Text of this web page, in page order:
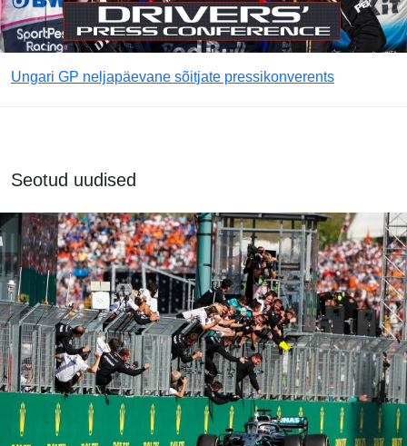
Ungari GP neljapäevane sõitjate pressikonverents
Seotud uudised